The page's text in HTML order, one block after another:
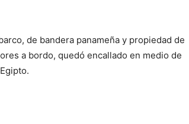
de bandera panameña y propiedad de
a bordo, quedó encallado en medio de